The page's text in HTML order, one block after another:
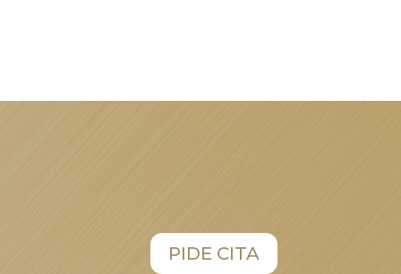
PIDE CITA